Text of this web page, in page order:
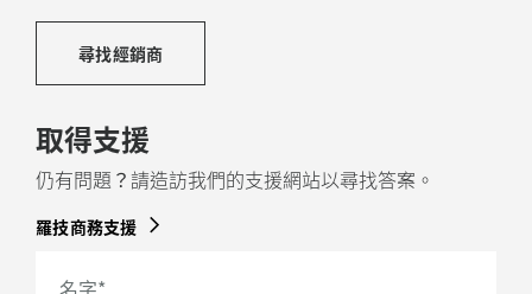
尋找經銷商
取得支援
仍有問題？請造訪我們的支援網站以尋找答案。
羅技商務支援
名字*